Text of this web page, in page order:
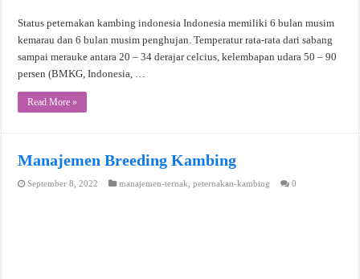
Status peternakan kambing indonesia Indonesia memiliki 6 bulan musim
kemarau dan 6 bulan musim penghujan. Temperatur rata-rata dari sabang
sampai merauke antara 20 – 34 derajar celcius, kelembapan udara 50 – 90
persen (BMKG, Indonesia, …
Read More »
Manajemen Breeding Kambing
September 8, 2022 manajemen-ternak ,peternakan-kambing 0